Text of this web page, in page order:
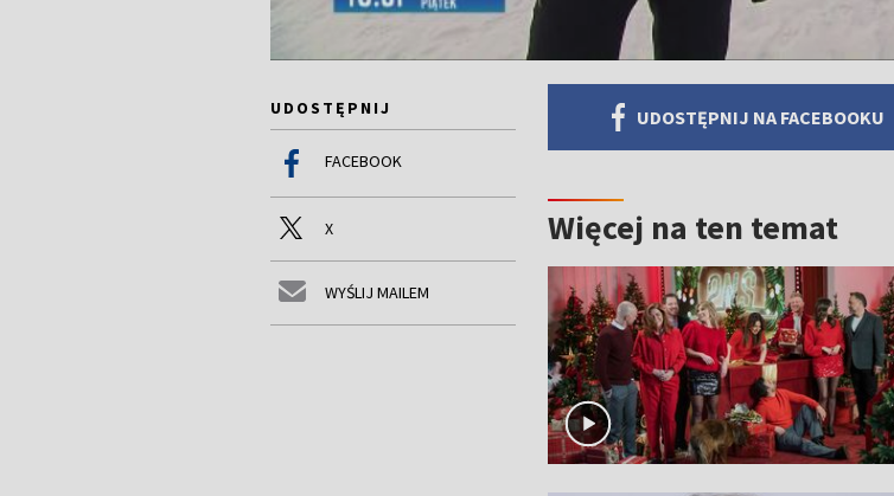
UDOSTĘPNIJ
FACEBOOK
X
WYŚLIJ MAILEM
UDOSTĘPNIJ NA FACEBOOKU
Więcej na ten temat